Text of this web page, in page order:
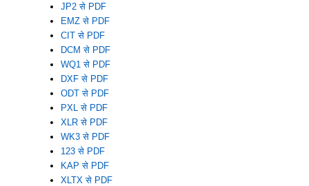
JP2 से PDF
EMZ से PDF
CIT से PDF
DCM से PDF
WQ1 से PDF
DXF से PDF
ODT से PDF
PXL से PDF
XLR से PDF
WK3 से PDF
123 से PDF
KAP से PDF
XLTX से PDF